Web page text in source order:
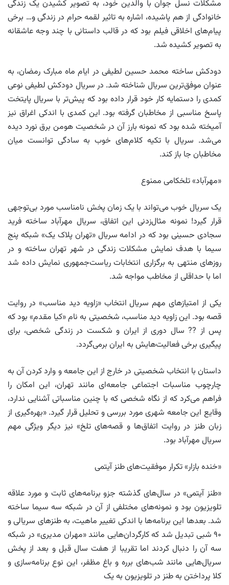
مشکلات نسل جوان با والدین خود، به تصویر کشیدن یک زندگی
خانوادگی از هم پاشیده، اشاره به تاثیر لقمه حرام در زندگی و… برخی
پیام‌های اخلاقی فیلم بود که در قالب داستانی با چند وجه عاشقانه
به تصویر کشیده شد.
دودکش ساخته محمد حسین لطیفی در ایام ماه مبارک رمضان، به
عنوان موفق‌ترین سریال شناخته شد. در سریال دودکش لطیفی نوعی
کمدی را دستمایه کار خود قرار داده بود که پیش‌تر با سریال پایتخت
پاسخ مناسبی از مخاطبان گرفته بود. این کمدی با اندکی اغراق نیز
آمیخته شده بود که نمونه بارز آن در شخصیت هومن برق نورد دیده
می‌شد. سریال با تکیه کلام‌های خوب به سادگی توانست میان
مخاطبان جا باز کند.
«مهرآباد» تلخکامی ممنوع
یک سریال خوب می‌تواند با یک زمان پخش نامناسب مورد بی‌توجهی
قرار گیرد! نمونه مثال‌زدنی این اتفاق، سریال مهرآباد ساخته فرید
سجادی حسینی بود که در ادامه سریال «تهران پلاک یک» شبکه پنج
سیما با هدف نمایش مشکلات زندگی در شهر تهران ساخته و در
روزهای منتهی به برگزاری انتخابات ریاست‌جمهوری نمایش داده شد
اما با حداقلی از مخاطب مواجه شد.
یکی از امتیازهای مهم سریال انتخاب «زاویه دید مناسب» در روایت
قصه بود. این زاویه دید مناسب، شخصیتی به نام «کیا مقدم» بود که
پس از ?? سال دوری از ایران و شکست در زندگی شخصی، برای
پیگیری برخی فعالیت‌هایش به ایران برمی‌گردد.
داستان با انتخاب شخصیتی در خارج از این جامعه و وارد کردن آن به
چارچوب مناسبات اجتماعی جامعه‌ای مانند تهران، این امکان را
فراهم می‌کرد که از نگاه شخصی که با چنین مناسباتی آشنایی ندارد،
وقایع این جامعه شهری مورد بررسی و تحلیل قرار گیرد. «بهره‌گیری از
زبان طنز در روایت اتفاق‌ها و قصه‌های تلخ» نیز دیگر ویژگی مهم
سریال مهرآباد بود.
«خنده بازار» تکرار موفقیت‌های طنز آیتمی
«طنز آیتمی» در سال‌های گذشته جزو برنامه‌های ثابت و مورد علاقه
تلویزیون بود و نمونه‌های مختلفی از آن در شبکه سه سیما ساخته
شد. بعدها این برنامه‌ها با اندکی تغییر ماهیت، به طنزهای سریالی و
۹۰ شبی تبدیل شد که کارگردان‌هایی مانند «مهران مدیری» در شبکه
سه آن را دنبال کردند اما تقریبا از هفت سال قبل و بعد از پخش
سریال‌هایی مانند شب‌های برره و باغ مظفر، این نوع برنامه‌سازی و
کلا پرداختن به طنز در تلویزیون به یک